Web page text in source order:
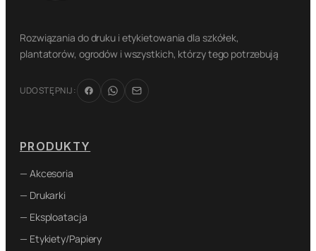
Rozwiązania do druku i etykietowania dla szkółek,
plantatorów, ogrodów i wszystkich, którzy tego potrzebują
UDOSTĘPNIJ:
PRODUKTY
— Akcesoria
— Drukarki
— Eksploatacja
— Etykiety/Papiery